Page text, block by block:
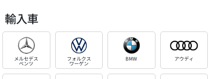
輸入車
メルセデス
ベンツ
フォルクス
ワーゲン
BMW アウディ